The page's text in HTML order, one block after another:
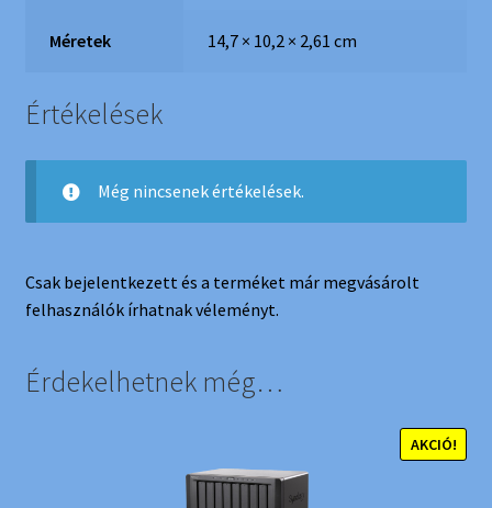
Méretek 14,7 × 10,2 × 2,61 cm
Értékelések
Még nincsenek értékelések.
Csak bejelentkezett és a terméket már megvásárolt
felhasználók írhatnak véleményt.
Érdekelhetnek még…
AKCIÓ!